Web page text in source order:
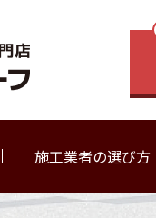
施工業者の選び方